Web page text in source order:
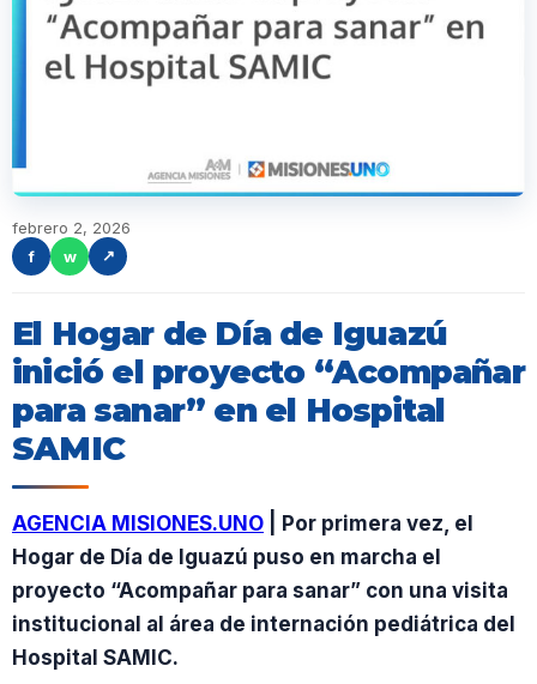
febrero 2, 2026
f
w ↗
El Hogar de Día de Iguazú
inició el proyecto “Acompañar
para sanar” en el Hospital
SAMIC
AGENCIA MISIONES.UNO | Por primera vez, el
Hogar de Día de Iguazú puso en marcha el
proyecto “Acompañar para sanar” con una visita
institucional al área de internación pediátrica del
Hospital SAMIC.